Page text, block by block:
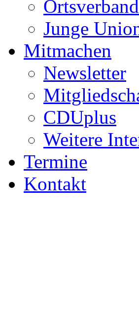
Junge
Mitmachen
Newsletter
CDUplus
Weitere
Termine
Kontakt